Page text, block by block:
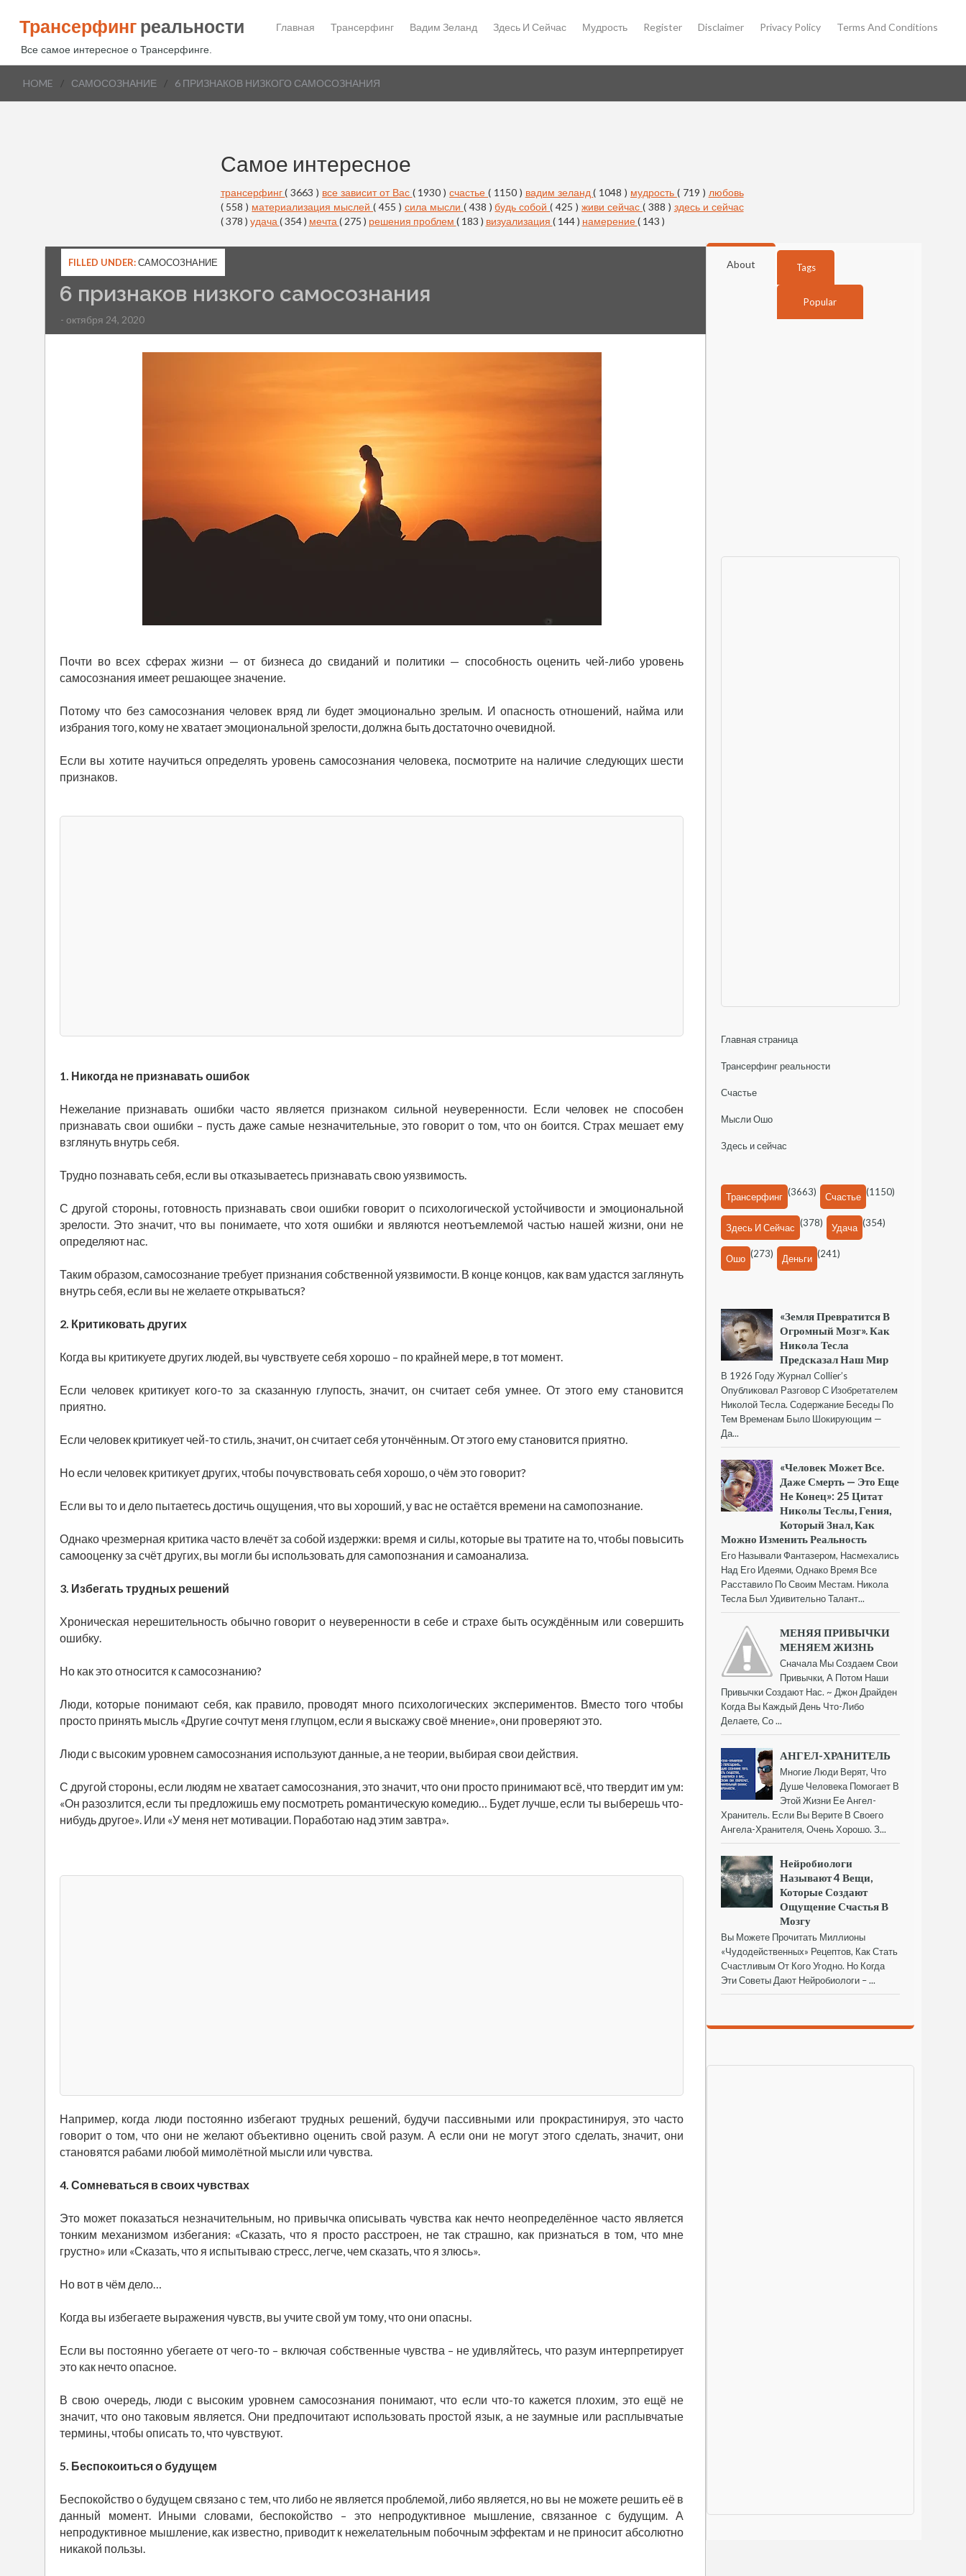
Трансерфинг реальности
Все самое интересное о Трансерфинге.
Главная Трансерфинг Вадим Зеланд Здесь И Сейчас Мудрость Register Disclaimer Privacy Policy Terms And Conditions
HOME / САМОСОЗНАНИЕ / 6 ПРИЗНАКОВ НИЗКОГО САМОСОЗНАНИЯ
Самое интересное
трансерфинг( 3663 ) все зависит от Вас ( 1930 )счастье ( 1150 ) вадим зеланд( 1048 ) мудрость ( 719 ) любовь
( 558 ) материализация мыслей( 455 ) сила мысли ( 438 )будь собой( 425 )живи сейчас ( 388 ) здесь и сейчас
( 378 ) удача ( 354 ) мечта ( 275 ) решения проблем ( 183 ) визуализация ( 144 ) намерение( 143 )
FILLED UNDER:САМОСОЗНАНИЕ
6 признаков низкого самосознания
- октября 24, 2020
Почти во всех сферах жизни — от бизнеса до свиданий и политики — способность оценить чей-либо уровень
самосознания имеет решающее значение.
Потому что без самосознания человек вряд ли будет эмоционально зрелым. И опасность отношений, найма или
избрания того, кому не хватает эмоциональной зрелости, должна быть достаточно очевидной.
Если вы хотите научиться определять уровень самосознания человека, посмотрите на наличие следующих шести
признаков.
1. Никогда не признавать ошибок
Нежелание признавать ошибки часто является признаком сильной неуверенности. Если человек не способен
признавать свои ошибки – пусть даже самые незначительные, это говорит о том, что он боится. Страх мешает ему
взглянуть внутрь себя.
Трудно познавать себя, если вы отказываетесь признавать свою уязвимость.
С другой стороны, готовность признавать свои ошибки говорит о психологической устойчивости и эмоциональной
зрелости. Это значит, что вы понимаете, что хотя ошибки и являются неотъемлемой частью нашей жизни, они не
определяют нас.
Таким образом, самосознание требует признания собственной уязвимости. В конце концов, как вам удастся заглянуть
внутрь себя, если вы не желаете открываться?
2. Критиковать других
Когда вы критикуете других людей, вы чувствуете себя хорошо – по крайней мере, в тот момент.
Если человек критикует кого-то за сказанную глупость, значит, он считает себя умнее. От этого ему становится
приятно.
Если человек критикует чей-то стиль, значит, он считает себя утончённым. От этого ему становится приятно.
Но если человек критикует других, чтобы почувствовать себя хорошо, о чём это говорит?
Если вы то и дело пытаетесь достичь ощущения, что вы хороший, у вас не остаётся времени на самопознание.
Однако чрезмерная критика часто влечёт за собой издержки: время и силы, которые вы тратите на то, чтобы повысить
самооценку за счёт других, вы могли бы использовать для самопознания и самоанализа.
3. Избегать трудных решений
Хроническая нерешительность обычно говорит о неуверенности в себе и страхе быть осуждённым или совершить
ошибку.
Но как это относится к самосознанию?
Люди, которые понимают себя, как правило, проводят много психологических экспериментов. Вместо того чтобы
просто принять мысль «Другие сочтут меня глупцом, если я выскажу своё мнение», они проверяют это.
Люди с высоким уровнем самосознания используют данные, а не теории, выбирая свои действия.
С другой стороны, если людям не хватает самосознания, это значит, что они просто принимают всё, что твердит им ум:
«Он разозлится, если ты предложишь ему посмотреть романтическую комедию… Будет лучше, если ты выберешь что-
нибудь другое». Или «У меня нет мотивации. Поработаю над этим завтра».
Например, когда люди постоянно избегают трудных решений, будучи пассивными или прокрастинируя, это часто
говорит о том, что они не желают объективно оценить свой разум. А если они не могут этого сделать, значит, они
становятся рабами любой мимолётной мысли или чувства.
4. Сомневаться в своих чувствах
Это может показаться незначительным, но привычка описывать чувства как нечто неопределённое часто является
тонким механизмом избегания: «Сказать, что я просто расстроен, не так страшно, как признаться в том, что мне
грустно» или «Сказать, что я испытываю стресс, легче, чем сказать, что я злюсь».
Но вот в чём дело…
Когда вы избегаете выражения чувств, вы учите свой ум тому, что они опасны.
Если вы постоянно убегаете от чего-то – включая собственные чувства – не удивляйтесь, что разум интерпретирует
это как нечто опасное.
В свою очередь, люди с высоким уровнем самосознания понимают, что если что-то кажется плохим, это ещё не
значит, что оно таковым является. Они предпочитают использовать простой язык, а не заумные или расплывчатые
термины, чтобы описать то, что чувствуют.
5. Беспокоиться о будущем
Беспокойство о будущем связано с тем, что либо не является проблемой, либо является, но вы не можете решить её в
данный момент. Иными словами, беспокойство – это непродуктивное мышление, связанное с будущим. А
непродуктивное мышление, как известно, приводит к нежелательным побочным эффектам и не приносит абсолютно
никакой пользы.
About Tags
Popular
Главная страница
Трансерфинг реальности
Счастье
Мысли Ошо
Здесь и сейчас
Трансерфинг (3663) Счастье (1150)
Здесь И Сейчас (378) Удача (354)
Ошо (273) Деньги (241)
«Земля Превратится В
Огромный Мозг». Как
Никола Тесла
Предсказал Наш Мир
В 1926 Году Журнал Collier’s
Опубликовал Разговор С Изобретателем
Николой Тесла. Содержание Беседы По
Тем Временам Было Шокирующим —
Да...
«Человек Может Все.
Даже Смерть — Это Еще
Не Конец»: 25 Цитат
Николы Теслы, Гения,
Который Знал, Как
Можно Изменить Реальность
Его Называли Фантазером, Насмехались
Над Его Идеями, Однако Время Все
Расставило По Своим Местам. Никола
Тесла Был Удивительно Талант...
МЕНЯЯ ПРИВЫЧКИ
МЕНЯЕМ ЖИЗНЬ
Сначала Мы Создаем Свои
Привычки, А Потом Наши
Привычки Создают Нас. ~ Джон Драйден
Когда Вы Каждый День Что-Либо
Делаете, Со ...
АНГЕЛ-ХРАНИТЕЛЬ
Многие Люди Верят, Что
Душе Человека Помогает В
Этой Жизни Ее Ангел-
Хранитель. Если Вы Верите В Своего
Ангела-Хранителя, Очень Хорошо. З...
Нейробиологи
Называют 4 Вещи,
Которые Создают
Ощущение Счастья В
Мозгу
Вы Можете Прочитать Миллионы
«чудодейственных» Рецептов, Как Стать
Счастливым От Кого Угодно. Но Когда
Эти Советы Дают Нейробиологи – ...